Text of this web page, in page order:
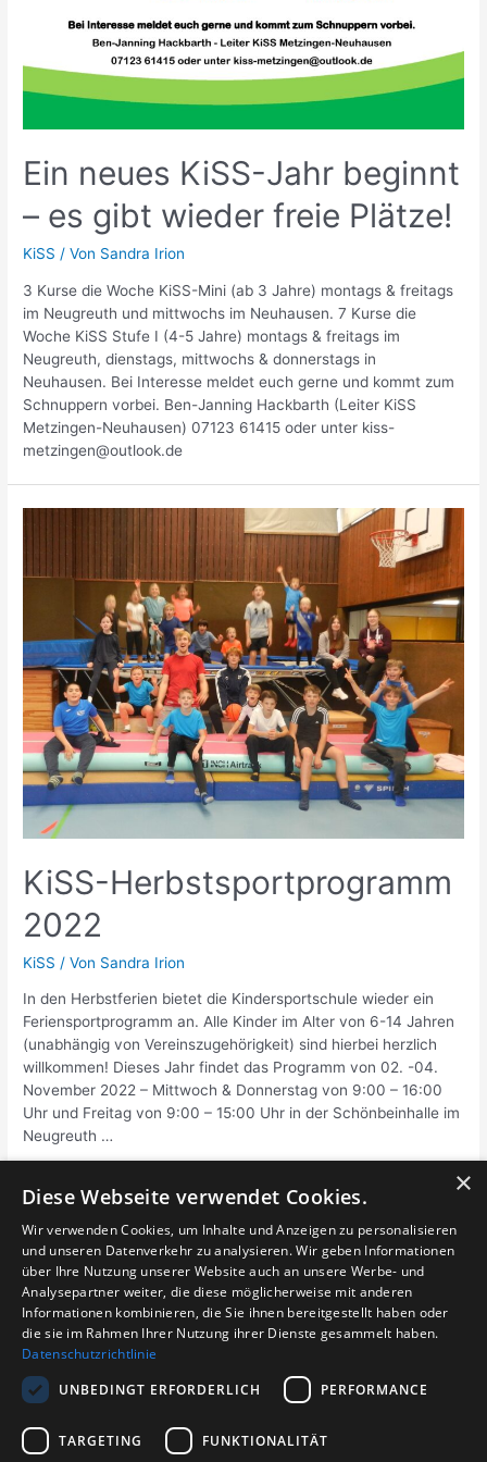
Ein neues KiSS-Jahr beginnt
– es gibt wieder freie Plätze!
KiSS / Von Sandra Irion
3 Kurse die Woche KiSS-Mini (ab 3 Jahre) montags & freitags
im Neugreuth und mittwochs im Neuhausen. 7 Kurse die
Woche KiSS Stufe I (4-5 Jahre) montags & freitags im
Neugreuth, dienstags, mittwochs & donnerstags in
Neuhausen. Bei Interesse meldet euch gerne und kommt zum
Schnuppern vorbei. Ben-Janning Hackbarth (Leiter KiSS
Metzingen-Neuhausen) 07123 61415 oder unter kiss-
metzingen@outlook.de
KiSS-Herbstsportprogramm
2022
KiSS / Von Sandra Irion
In den Herbstferien bietet die Kindersportschule wieder ein
Feriensportprogramm an. Alle Kinder im Alter von 6-14 Jahren
(unabhängig von Vereinszugehörigkeit) sind hierbei herzlich
willkommen! Dieses Jahr findet das Programm von 02. -04.
November 2022 – Mittwoch & Donnerstag von 9:00 – 16:00
Uhr und Freitag von 9:00 – 15:00 Uhr in der Schönbeinhalle im
Neugreuth …
Herbstsportprogramm
2022
Seitennummerierung
der
Beiträge
4 Nächste Seite
Login für Abteilungen
×
Diese Webseite verwendet Cookies.
Wir verwenden Cookies, um Inhalte und Anzeigen zu personalisieren
und unseren Datenverkehr zu analysieren. Wir geben Informationen
über Ihre Nutzung unserer Website auch an unsere Werbe- und
Analysepartner weiter, die diese möglicherweise mit anderen
Informationen kombinieren, die Sie ihnen bereitgestellt haben oder
die sie im Rahmen Ihrer Nutzung ihrer Dienste gesammelt haben.
Datenschutzrichtlinie
UNBEDINGT ERFORDERLICH
PERFORMANCE
TARGETING FUNKTIONALITÄT